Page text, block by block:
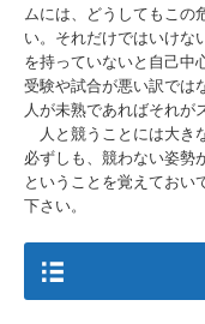
ムには、どうしてもこの
い。それだけではいけ
を持っていないと自己中
受験や試合が悪い訳では
人が未熟であればそれが
人と競うことには大き
必ずしも、競わない姿勢
ということを覚えておい
下さい。